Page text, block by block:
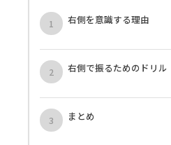
右側を意識する理由
右側で振るためのドリル
まとめ